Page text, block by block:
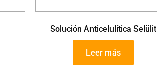
Solución Anticelulítica Selülit
Leer más